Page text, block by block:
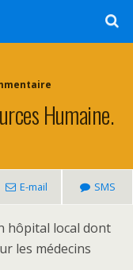
Humaine.
E-mail SMS
hôpital local dont
les médecins